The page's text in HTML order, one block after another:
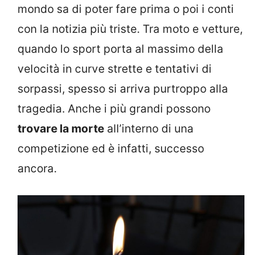
mondo sa di poter fare prima o poi i conti
con la notizia più triste. Tra moto e vetture,
quando lo sport porta al massimo della
velocità in curve strette e tentativi di
sorpassi, spesso si arriva purtroppo alla
tragedia. Anche i più grandi possono
trovare la morte all’interno di una
competizione ed è infatti, successo
ancora.